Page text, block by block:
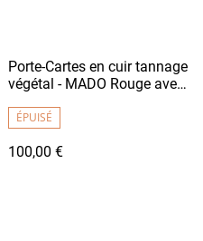
Porte-Cartes en cuir tannage
végétal - MADO Rouge avec
V1
ÉPUISÉ
100,00 €